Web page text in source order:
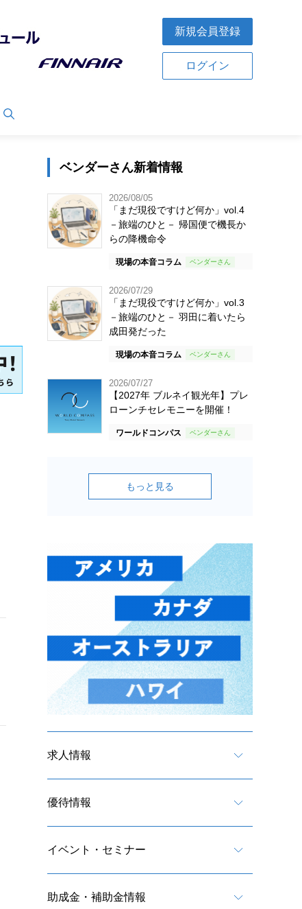
新規会員登録
ログイン
ベンダーさん新着情報
2026/08/05
「まだ現役ですけど何か」vol.4
－旅端のひと－ 帰国便で機長か
らの降機命令
現場の本音コラム
2026/07/29
「まだ現役ですけど何か」vol.3
－旅端のひと－ 羽田に着いたら
成田発だった
現場の本音コラム
2026/07/27
【2027年 ブルネイ観光年】プレ
ローンチセレモニーを開催！
ワールドコンパス
もっと見る
求人情報
優待情報
イベント・セミナー
助成金・補助金情報